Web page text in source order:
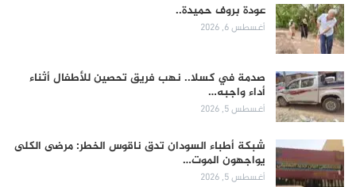
عودة بروف حميدة..
أغسطس 6, 2026
صدمة في كسلا.. نهب فريق تحصين للأطفال أثناء
أداء واجبه…
أغسطس 5, 2026
شبكة أطباء السودان تدق ناقوس الخطر: مرضى الكلى
يواجهون الموت…
أغسطس 5, 2026